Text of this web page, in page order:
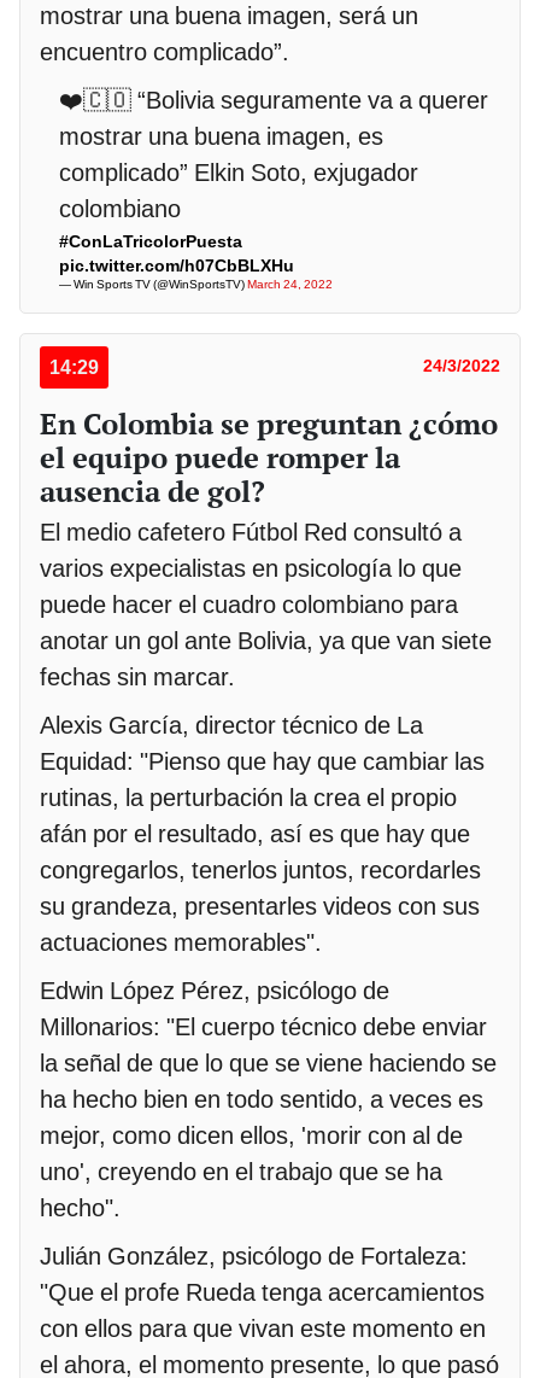
mostrar una buena imagen, será un
encuentro complicado”.
❤️🇨🇴 “Bolivia seguramente va a querer
mostrar una buena imagen, es
complicado” Elkin Soto, exjugador
colombiano
#ConLaTricolorPuesta
pic.twitter.com/h07CbBLXHu
— Win Sports TV (@WinSportsTV)March 24, 2022
14:29 24/3/2022
En Colombia se preguntan ¿cómo
el equipo puede romper la
ausencia de gol?
El medio cafetero Fútbol Red consultó a
varios expecialistas en psicología lo que
puede hacer el cuadro colombiano para
anotar un gol ante Bolivia, ya que van siete
fechas sin marcar.
Alexis García, director técnico de La
Equidad: "Pienso que hay que cambiar las
rutinas, la perturbación la crea el propio
afán por el resultado, así es que hay que
congregarlos, tenerlos juntos, recordarles
su grandeza, presentarles videos con sus
actuaciones memorables".
Edwin López Pérez, psicólogo de
Millonarios: "El cuerpo técnico debe enviar
la señal de que lo que se viene haciendo se
ha hecho bien en todo sentido, a veces es
mejor, como dicen ellos, 'morir con al de
uno', creyendo en el trabajo que se ha
hecho".
Julián González, psicólogo de Fortaleza:
"Que el profe Rueda tenga acercamientos
con ellos para que vivan este momento en
el ahora, el momento presente, lo que pasó